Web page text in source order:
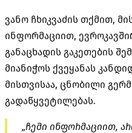
ვანო ჩხიკვაძის თქმით,
ინფორმაციით,
განაცხადის გაკეთების
მიანიჭოს ქვეყანას
მისთვისაა, ცნობილი
გადაწყვეტილებას.
„ჩემი ინფორმაციით,